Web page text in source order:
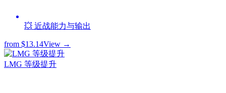
💥 近战能力与输出
from $13.14View →
LMG 等级提升